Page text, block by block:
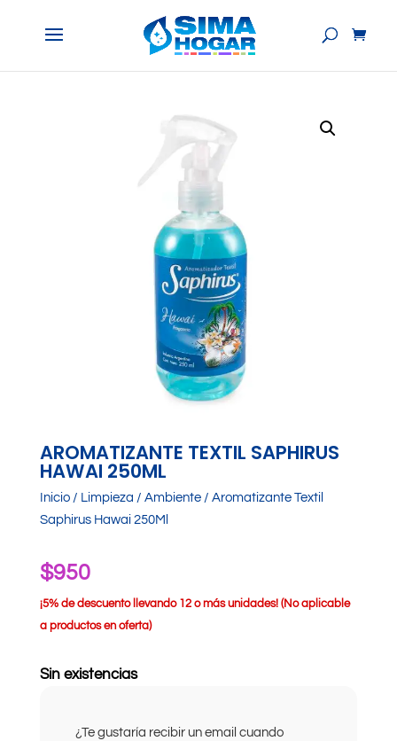
AROMATIZANTE TEXTIL SAPHIRUS
HAWAI 250ML
Inicio/ Limpieza / Ambiente/ Aromatizante Textil
Saphirus Hawai 250Ml
$950
¡5% de descuento llevando 12 o más unidades! (No aplicable
a productos en oferta)
Sin existencias
¿Te gustaría recibir un email cuando